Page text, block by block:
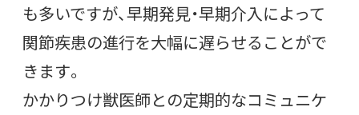
も多いですが、早期発見・早期介入によって
関節疾患の進行を大幅に遅らせることがで
きます。
かかりつけ獣医師との定期的なコミュニケ